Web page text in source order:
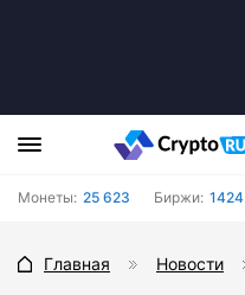
Монеты: 25 623 Биржи: 1424
Главная Новости